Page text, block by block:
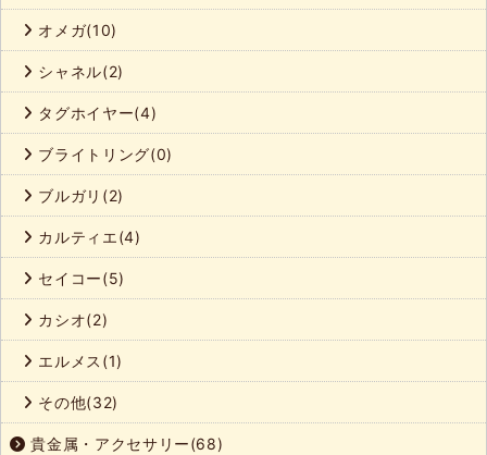
オメガ(10)
シャネル(2)
タグホイヤー(4)
ブライトリング(0)
ブルガリ(2)
カルティエ(4)
セイコー(5)
カシオ(2)
エルメス(1)
その他(32)
貴金属・アクセサリー(68)